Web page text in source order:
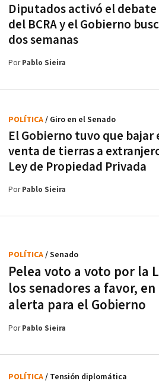
Diputados activó el
del BCRA y el Gobierno
dos semanas
PorPablo Sieira
El Gobierno tuvo que
venta de tierras a
Ley de Propiedad Privada
POLÍTICA/ Giro en el Senado
PorPablo Sieira
Pelea voto a voto por la
los senadores a favor,
alerta para el Gobierno
POLÍTICA/ Senado
PorPablo Sieira
POLÍTICA/ Tensión diplomática